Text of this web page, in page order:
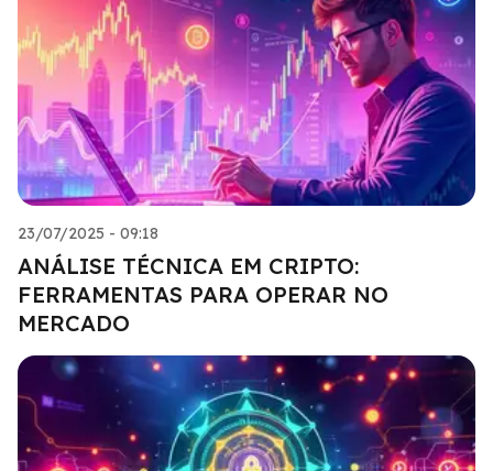
23/07/2025 - 09:18
ANÁLISE TÉCNICA EM CRIPTO:
FERRAMENTAS PARA OPERAR NO
MERCADO